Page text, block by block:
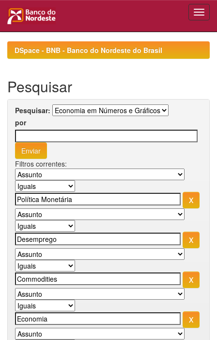
navigationDSpace - BNB - Banco do Nordeste do Brasil
Pesquisar
Pesquisar:
por
Filtros correntes: